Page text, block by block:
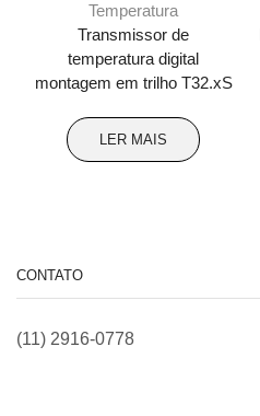
Temperatura
Transmissor de
temperatura digital
montagem em trilho T32.xS
LER MAIS
CONTATO
(11) 2916-0778